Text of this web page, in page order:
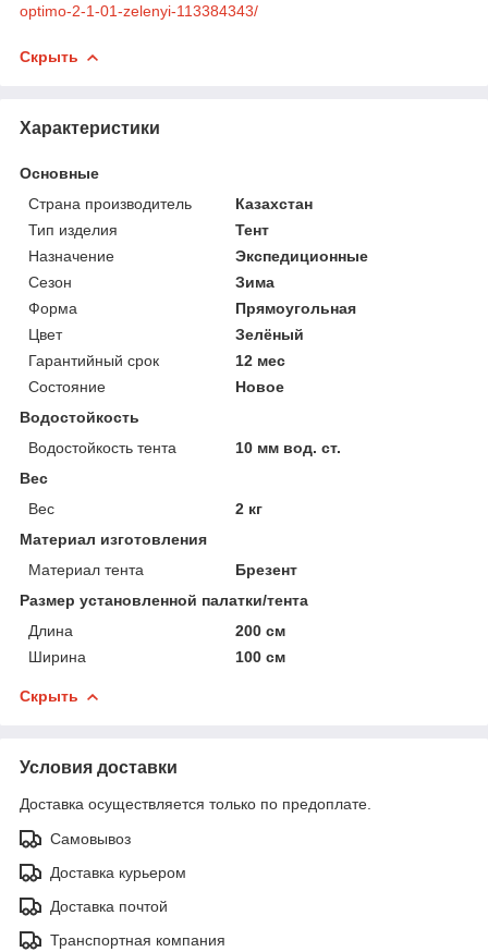
optimo-2-1-01-zelenyi-113384343/
Скрыть
Характеристики
Основные
Страна производитель
Казахстан
Тип изделия
Тент
Назначение
Экспедиционные
Сезон
Зима
Форма
Прямоугольная
Цвет
Зелёный
Гарантийный срок
12 мес
Состояние
Новое
Водостойкость
Водостойкость тента
10 мм вод. ст.
Вес
Вес
2 кг
Материал изготовления
Материал тента
Брезент
Размер установленной палатки/тента
Длина
200 см
Ширина
100 см
Скрыть
Условия доставки
Доставка осуществляется только по предоплате.
Самовывоз
Доставка курьером
Доставка почтой
Транспортная компания